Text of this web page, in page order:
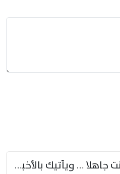
ستبدي لك الأيام ما كنت جاهلا … ويأتيك بالأخبار من لم تزوّد